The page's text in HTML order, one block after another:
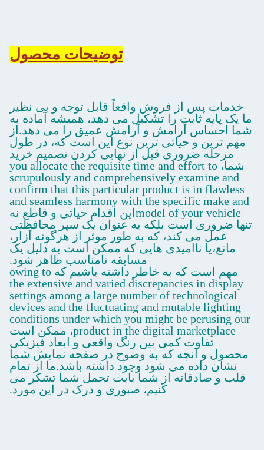
توضیحات محصول
خدمات پس از فروش واقعاً قابل توجه و بی نظیر
ما یک پایه ثابت را تشکیل می دهد، همیشه آماده به
شما احساس آرامش و آرامش عمیق را می دهد.از
مهم ترین و حیاتی ترین نوع این است که، در طول
مرحله ضروری قبل از نهایی کردن تصمیم خرید
شما، you allocate the requisite time and effort to
scrupulously and comprehensively examine and
confirm that this particular product is in flawless
and seamless harmony with the specific make and
model of your vehicleاین اقدام حیاتی و قاطع نه
تنها ضروری است بلکه به عنوان یک سپر محافظتی
عمل می کند، که به طور موثر از هرگونه آزار،
مانع،یا ناامیدی هایی که ممکن است به دلیل یک
مسابقه نامناسب ظاهر شود.
مهم است که به خاطر داشته باشیم که owing to
the extensive and varied discrepancies in display
settings among a large number of technological
devices and the fluctuating and mutable lighting
conditions under which you might be perusing our
product in the digital marketplace، ممکن است
تفاوت کمی بین رنگ واقعی و ابعاد فیزیکی
محصول و آنچه که به وضوح در صفحه نمایش شما
نشان داده می شود وجود داشته باشد.ما از تمام
قلب و صادقانه از شما بابت تحمل شما تشکر می
کنیم، صبوری و درک در این مورد.